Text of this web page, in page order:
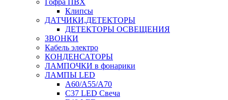
Гофра ПВХ
Клипсы
ДАТЧИКИ,ДЕТЕКТОРЫ
ДЕТЕКТОРЫ ОСВЕЩЕНИЯ
ЗВОНКИ
Кабель электро
КОНДЕНСАТОРЫ
ЛАМПОЧКИ в фонарики
ЛАМПЫ LED
A60/A55/A70
C37 LED Свеча